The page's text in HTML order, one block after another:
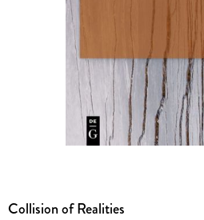
Collision of Realities